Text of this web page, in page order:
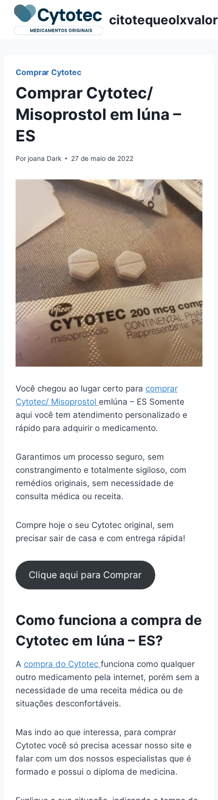
Pular
para
citotequeolxvalor
Comprar Cytotec
Comprar Cytotec/
Misoprostol em Iúna –
ES
Por joana Dark 27 de maio de 2022
Você chegou ao lugar certo para comprar
Cytotec/ Misoprostol emIúna – ES Somente
aqui você tem atendimento personalizado e
rápido para adquirir o medicamento.
Garantimos um processo seguro, sem
constrangimento e totalmente sigiloso, com
remédios originais, sem necessidade de
consulta médica ou receita.
Compre hoje o seu Cytotec original, sem
precisar sair de casa e com entrega rápida!
Clique aqui para Comprar
Como funciona a compra de
Cytotec em Iúna – ES?
A compra do Cytotec funciona como qualquer
outro medicamento pela internet, porém sem a
necessidade de uma receita médica ou de
situações desconfortáveis.
Mas indo ao que interessa, para comprar
Cytotec você só precisa acessar nosso site e
falar com um dos nossos especialistas que é
formado e possui o diploma de medicina.